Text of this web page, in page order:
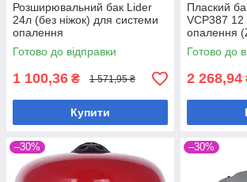
Розширювальний бак Lider
24л (без ніжок) для системи
опалення
Готово до відправки
1 100,36 ₴ 1 571,95 ₴
Купити
Плаский
VCP387 12
опалення
Готово до
2 268,94
–30% –30%